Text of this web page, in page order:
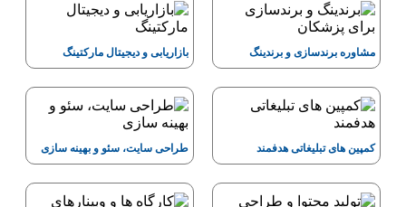
مشاوره برندسازی و برندینگ بازاریابی و دیجیتال مارکتینگ
کمپین های تبلیغاتی هدفمند طراحی سایت، سئو و بهینه سازی